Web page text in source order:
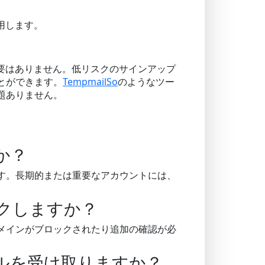
ます。
ありません。低リスクのサインアップ
できます。 TempmailSoのようなツー
りません。
？
長期的または重要なアカウントには、
しますか？
ンがブロックされたり追加の確認が必